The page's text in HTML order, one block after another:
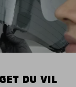
DU VIL